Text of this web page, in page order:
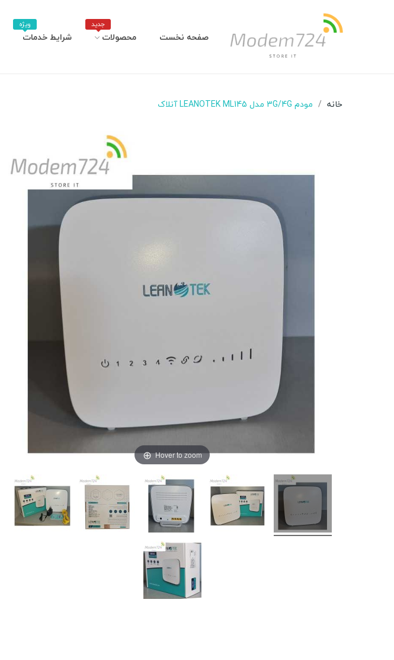
صفحه نخست محصولات
جدید
شرایط خدمات
ویژه
خانه مودم 3G/4G مدل LEANOTEK ML145 آنلاک
Hover to zoom